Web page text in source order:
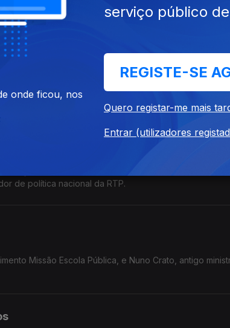
comentador de política nacional da RTP
de
faturas de Luís Neves
dos exames nacionais e o caso das faturas do
de política nacional da RTP.
Missão Escola Pública, e Nuno Crato, antigo
onde ficou, nos
serviço público
REGISTE-SE
Quero registar-me mais
Entrar (utilizadores